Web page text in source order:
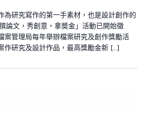
為研究寫作的第一手素材，也是設計創作的
論文，秀創意，拿奬金」活動已開始徵
案管理局每年舉辦檔案研究及創作獎勵活
作研究及設計作品，最高獎勵金新 […]